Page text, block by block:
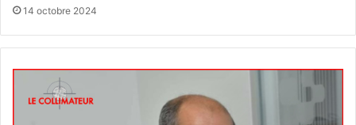
14 octobre 2024